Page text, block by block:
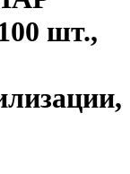
шт.,